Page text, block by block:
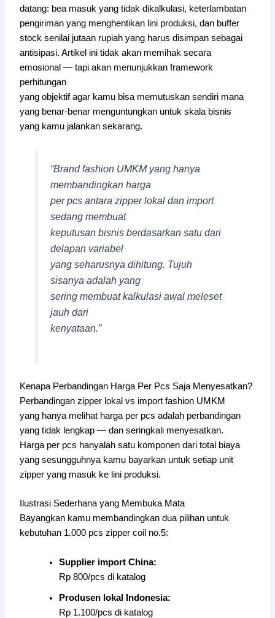
datang: bea masuk yang tidak dikalkulasi, keterlambatan
pengiriman yang menghentikan lini produksi, dan buffer
stock senilai jutaan rupiah yang harus disimpan sebagai
antisipasi. Artikel ini tidak akan memihak secara
emosional — tapi akan menunjukkan framework
perhitungan
yang objektif agar kamu bisa memutuskan sendiri mana
yang benar-benar menguntungkan untuk skala bisnis
yang kamu jalankan sekarang.
“Brand fashion UMKM yang hanya
membandingkan harga
per pcs antara zipper lokal dan import
sedang membuat
keputusan bisnis berdasarkan satu dari
delapan variabel
yang seharusnya dihitung. Tujuh
sisanya adalah yang
sering membuat kalkulasi awal meleset
jauh dari
kenyataan.”
Kenapa Perbandingan Harga Per Pcs Saja Menyesatkan?
Perbandingan zipper lokal vs import fashion UMKM
yang hanya melihat harga per pcs adalah perbandingan
yang tidak lengkap — dan seringkali menyesatkan.
Harga per pcs hanyalah satu komponen dari total biaya
yang sesungguhnya kamu bayarkan untuk setiap unit
zipper yang masuk ke lini produksi.
Ilustrasi Sederhana yang Membuka Mata
Bayangkan kamu membandingkan dua pilihan untuk
kebutuhan 1.000 pcs zipper coil no.5:
Supplier import China:
Rp 800/pcs di katalog
Produsen lokal Indonesia:
Rp 1.100/pcs di katalog